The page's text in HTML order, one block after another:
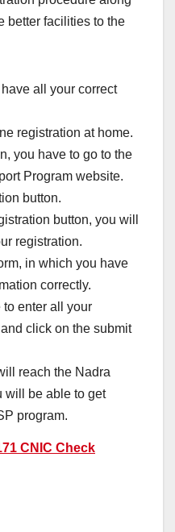
better facilities to the
all your correct
registration at home.
you have to go to the
Program website.
button.
button, you will
registration.
in which you have
correctly.
to enter all your
click on the submit
reach the Nadra
will be able to get
program.
CNIC Check